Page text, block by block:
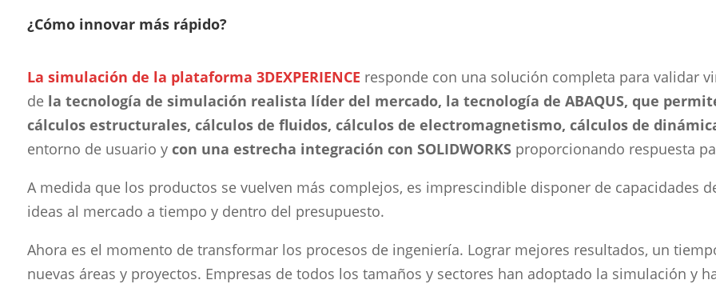
¿Cómo innovar más rápido?
La simulación de la plataforma 3DEXPERIENCE responde con una solución completa para validar
de la tecnología de simulación realista líder del mercado, la tecnología de ABAQUS, que
cálculos estructurales, cálculos de fluidos, cálculos de electromagnetismo, cálculos de
entorno de usuario y con una estrecha integración con SOLIDWORKSproporcionando respuesta
A medida que los productos se vuelven más complejos, es imprescindible disponer de capacidades
ideas al mercado a tiempo y dentro del presupuesto.
Ahora es el momento de transformar los procesos de ingeniería. Lograr mejores resultados, un
nuevas áreas y proyectos. Empresas de todos los tamaños y sectores han adoptado la simulación y